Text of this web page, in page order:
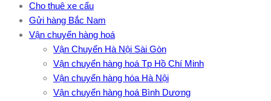
Cho thuê xe cẩu
Gửi hàng Bắc Nam
Vận chuyển hàng hoá
Vận Chuyển Hà Nội Sài Gòn
Vận chuyển hàng hoá Tp Hồ Chí Minh
Vận chuyển hàng hóa Hà Nội
Vận chuyển hàng hoá Bình Dương